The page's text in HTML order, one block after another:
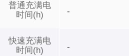
普通充满电
时间(h)
快速充满电
时间(h)
-
-